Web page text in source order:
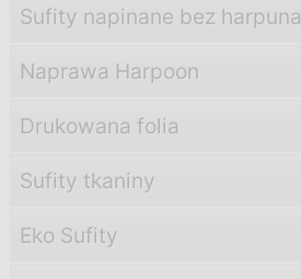
Sufity napinane bez harpuna
Naprawa Harpoon
Drukowana folia
Sufity tkaniny
Eko Sufity